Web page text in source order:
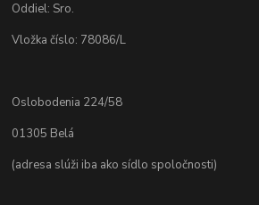
Oddiel: Sro.
Vložka číslo: 78086/L
Oslobodenia 224/58
01305 Belá
(adresa slúži iba ako sídlo spoločnosti)